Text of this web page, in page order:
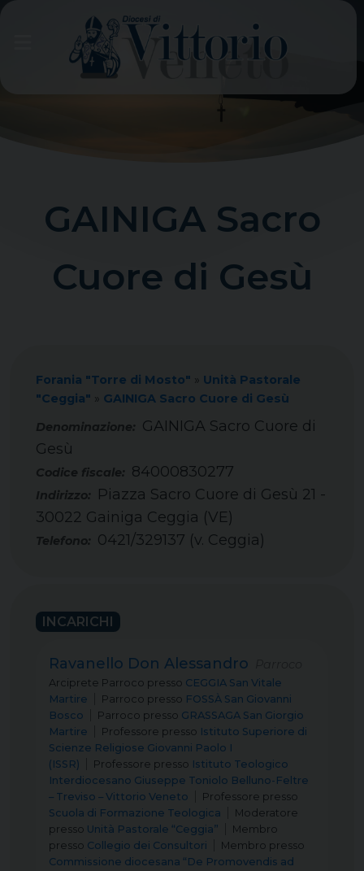
GAINIGA Sacro
Cuore di Gesù
Forania "Torre di Mosto" » Unità Pastorale
"Ceggia" » GAINIGA Sacro Cuore di Gesù
GAINIGA Sacro Cuore di
Gesù
Codice fiscale: 84000830277
Telefono: 0421/329137 (v. Ceggia)
Indirizzo:
Piazza Sacro Cuore di Gesù 21 -
30022 Gainiga Ceggia (VE)
INCARICHI
Ravanello Don Alessandro
Arciprete Parroco presso CEGGIA San Vitale
Martire
Parroco presso FOSSÀ San Giovanni
Bosco
Parroco presso GRASSAGA San Giorgio
Martire
Professore presso Istituto Superiore di
Scienze Religiose Giovanni Paolo I
(ISSR)
Professore presso Istituto Teologico
Interdiocesano Giuseppe Toniolo Belluno-Feltre
– Treviso – Vittorio Veneto
Professore presso
Scuola di Formazione Teologica
Moderatore
presso Unità Pastorale “Ceggia”
Membro
presso Collegio dei Consultori Membro presso
Commissione diocesana “De Promovendis ad